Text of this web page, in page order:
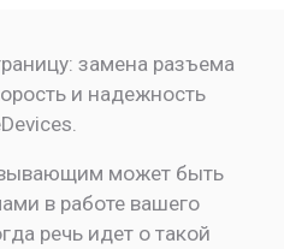
замена разъема
и надежность
может быть
в работе вашего
речь идет о такой